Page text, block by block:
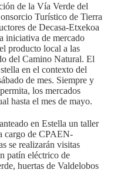
de la Vía Verde del
Turístico de Tierra
de Decasa-Etxekoa
iniciativa de mercado
producto local a las
del Camino Natural. El
en el contexto del
de mes. Siempre y
los mercados
hasta el mes de mayo.
en Estella un taller
cargo de CPAEN-
se realizarán visitas
patín eléctrico de
huertas de Valdelobos